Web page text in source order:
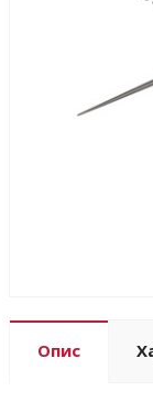
Опис